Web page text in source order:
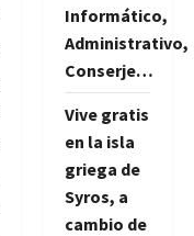
Informático,
Administrativo,
Conserje…
Vive gratis
en la isla
griega de
Syros, a
cambio de